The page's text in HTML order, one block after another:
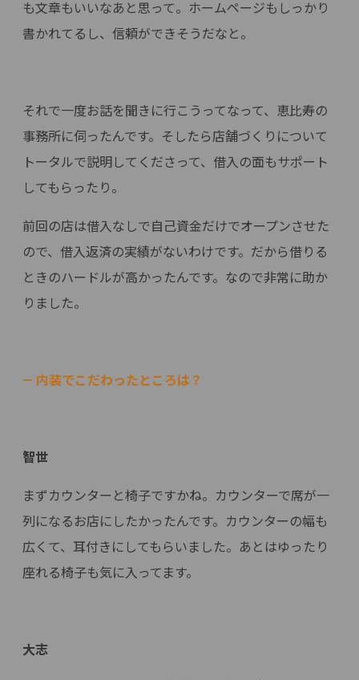
も文章もいいなあと思って。ホームページもしっかり
書かれてるし、信頼ができそうだなと。
それで一度お話を聞きに行こうってなって、恵比寿の
事務所に伺ったんです。そしたら店舗づくりについて
トータルで説明してくださって、借入の面もサポート
してもらったり。
前回の店は借入なしで自己資金だけでオープンさせた
ので、借入返済の実績がないわけです。だから借りる
ときのハードルが高かったんです。なので非常に助か
りました。
— 内装でこだわったところは？
智世
まずカウンターと椅子ですかね。カウンターで席が一
列になるお店にしたかったんです。カウンターの幅も
広くて、耳付きにしてもらいました。あとはゆったり
座れる椅子も気に入ってます。
大志